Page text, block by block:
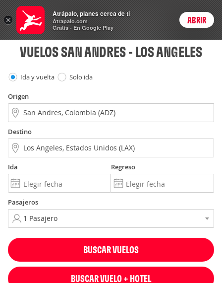
Vuelos Login
VUELOS SAN ANDRES - LOS ANGELES
Ida y vuelta Solo ida
Origen
Destino
Ida Regreso
Pasajeros
BUSCAR VUELOS
BUSCAR VUELO + HOTEL
×
Atrápalo, planes cerca de ti
Atrapalo.com
Gratis - En Google Play
ABRIR